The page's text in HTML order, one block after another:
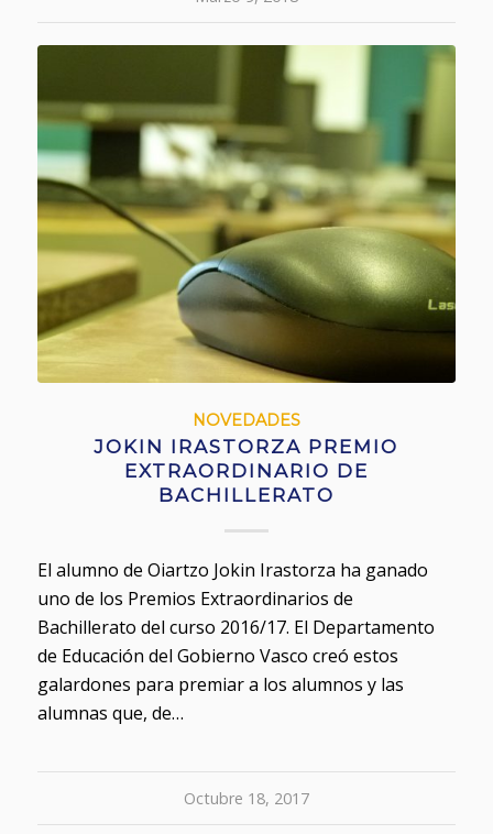
NOVEDADES
JOKIN IRASTORZA PREMIO
EXTRAORDINARIO DE
BACHILLERATO
El alumno de Oiartzo Jokin Irastorza ha ganado
uno de los Premios Extraordinarios de
Bachillerato del curso 2016/17. El Departamento
de Educación del Gobierno Vasco creó estos
galardones para premiar a los alumnos y las
alumnas que, de…
Octubre 18, 2017